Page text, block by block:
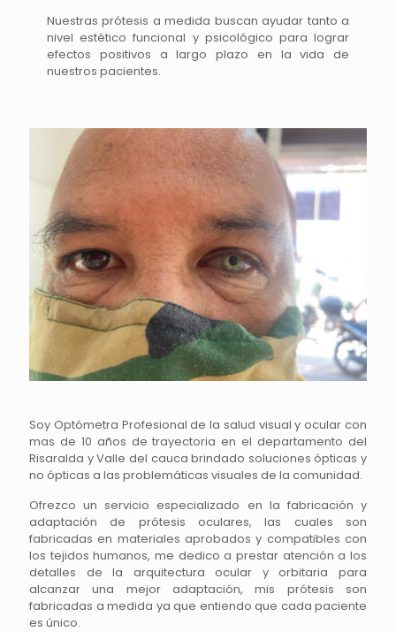
Nuestras prótesis a medida buscan ayudar tanto a
nivel estético funcional y psicológico para lograr
efectos positivos a largo plazo en la vida de
nuestros pacientes.
Soy Optómetra Profesional de la salud visual y ocular con
mas de 10 años de trayectoria en el departamento del
Risaralda y Valle del cauca brindado soluciones ópticas y
no ópticas a las problemáticas visuales de la comunidad.
Ofrezco un servicio especializado en la fabricación y
adaptación de prótesis oculares, las cuales son
fabricadas en materiales aprobados y compatibles con
los tejidos humanos, me dedico a prestar atención a los
detalles de la arquitectura ocular y orbitaria para
alcanzar una mejor adaptación, mis prótesis son
fabricadas a medida ya que entiendo que cada paciente
es único.